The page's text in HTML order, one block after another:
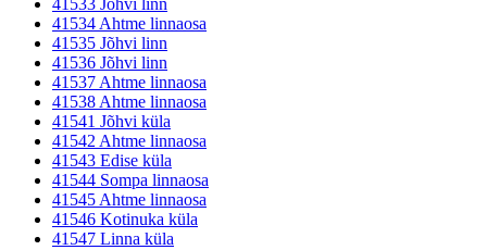
41534 Ahtme linnaosa
41535 Jõhvi linn
41536 Jõhvi linn
41537 Ahtme linnaosa
41538 Ahtme linnaosa
41541 Jõhvi küla
41542 Ahtme linnaosa
41543 Edise küla
41544 Sompa linnaosa
41545 Ahtme linnaosa
41546 Kotinuka küla
41547 Linna küla